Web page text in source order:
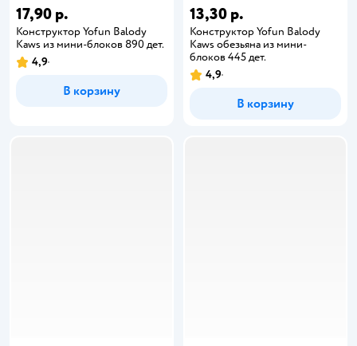
17,90 р.
Конструктор Yofun Balody
Kaws из мини-блоков 890 дет.
4,9
В корзину
13,30 р.
Конструктор Yofun Balody
Kaws обезьяна из мини-
блоков 445 дет.
4,9
В корзину